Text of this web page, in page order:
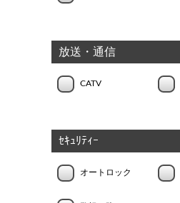
放送・通信
CATV
ｾｷｭﾘﾃｨｰ
オートロック